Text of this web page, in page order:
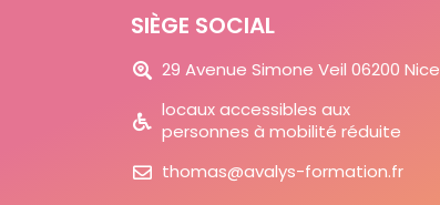
SIÈGE SOCIAL
29 Avenue Simone Veil 06200 Nice
locaux accessibles aux
personnes à mobilité réduite
thomas@avalys-formation.fr